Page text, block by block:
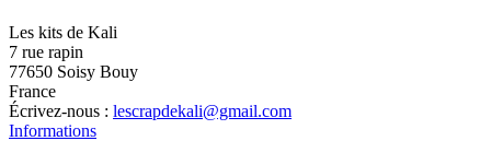
Les kits de Kali
7 rue rapin
77650 Soisy Bouy
France
Écrivez-nous : lescrapdekali@gmail.com
Informations